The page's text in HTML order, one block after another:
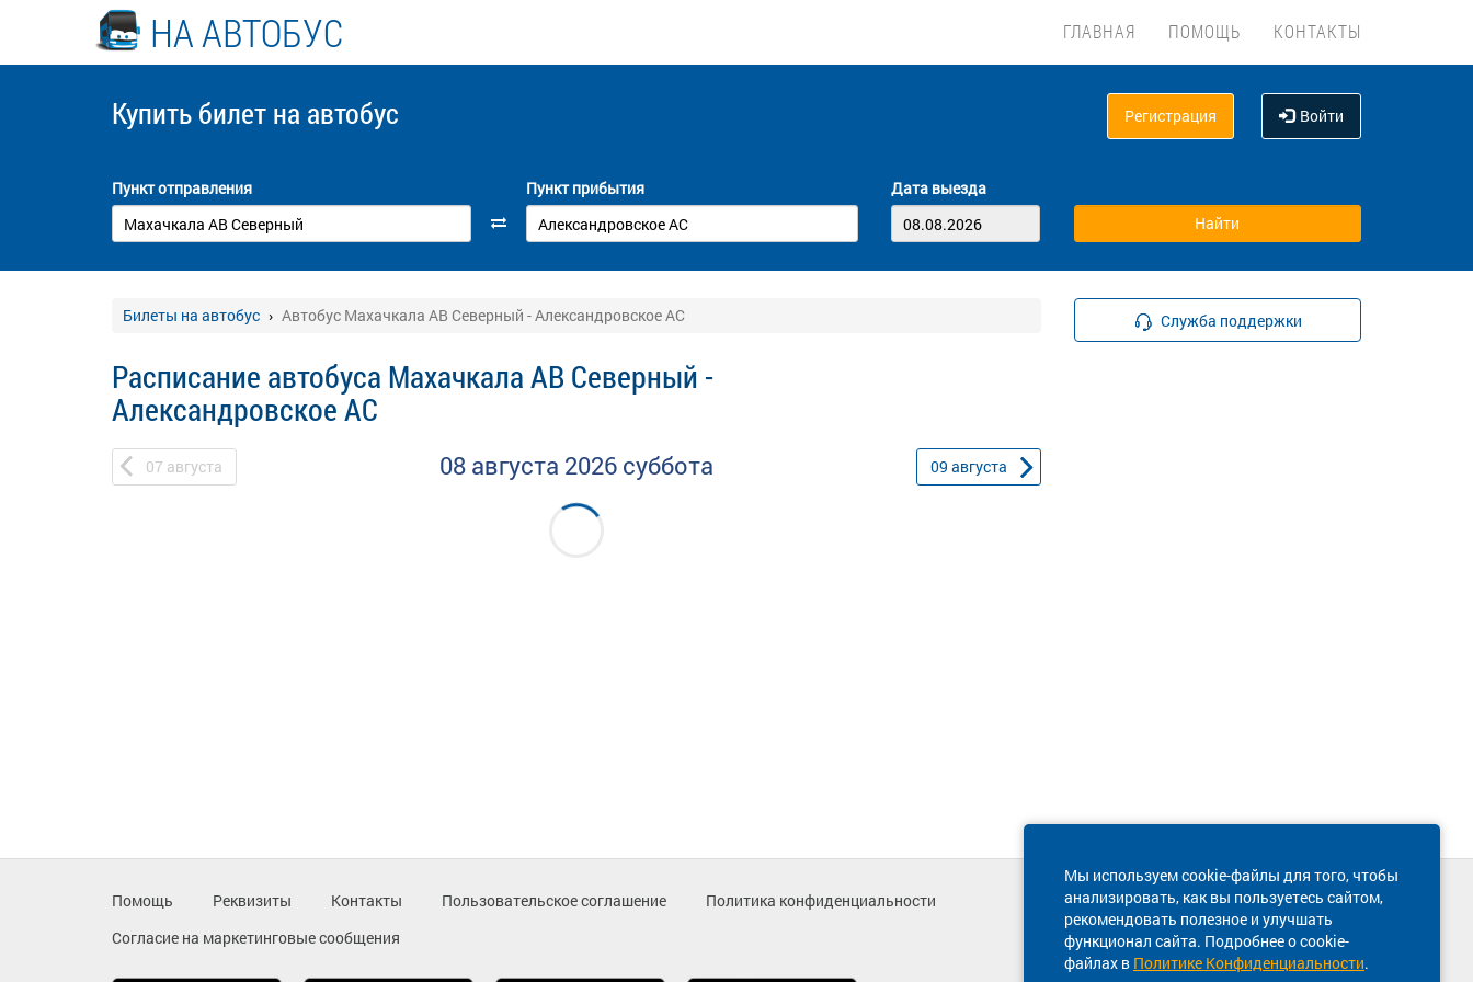
НА АВТОБУС ГЛАВНАЯ ПОМОЩЬ КОНТАКТЫ
Купить билет на автобус Регистрация Войти
Пункт отправления Пункт прибытия Дата выезда
Билеты на автобус Автобус Махачкала АВ Северный - Александровское АС
Расписание автобуса Махачкала АВ Северный -
Александровское АС
07 августа 08 августа 2026 суббота 09 августа
Служба поддержки
Мы используем cookie-файлы для того, чтобы
анализировать, как вы пользуетесь сайтом,
рекомендовать полезное и улучшать
функционал сайта. Подробнее о cookie-
файлах в Политике Конфиденциальности.
Помощь Реквизиты Контакты Пользовательское соглашение
Политика конфиденциальности
Согласие на маркетинговые сообщения
Техническая поддержка сайта
8 800 600-03-38